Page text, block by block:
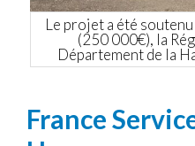
Le projet a été
(250 000€), la
Département de la
France